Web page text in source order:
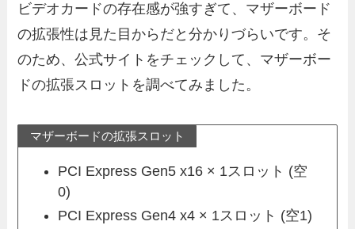
ビデオカードの存在感が強すぎて、マザーボード
の拡張性は見た目からだと分かりづらいです。そ
のため、公式サイトをチェックして、マザーボー
ドの拡張スロットを調べてみました。
マザーボードの拡張スロット
PCI Express Gen5 x16 × 1スロット (空
0)
PCI Express Gen4 x4 × 1スロット (空1)